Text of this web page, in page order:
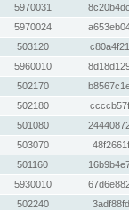
5970031
5970024
503120
5960010
502170
502180
501080
503070
501160
5930010
502240